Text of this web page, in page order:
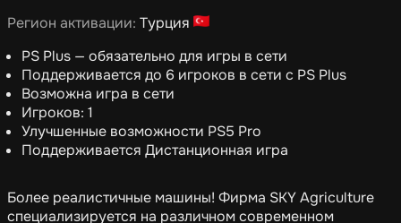
Регион активации: Турция
PS Plus — обязательно для игры в сети
Поддерживается до 6 игроков в сети с PS Plus
Возможна игра в сети
Игроков: 1
Улучшенные возможности PS5 Pro
Поддерживается Дистанционная игра
Более реалистичные машины! Фирма SKY Agriculture
специализируется на различном современном